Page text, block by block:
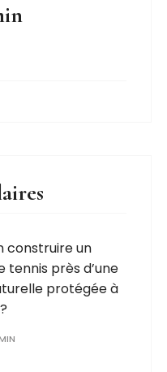
construire un
tennis près d’une
protégée à